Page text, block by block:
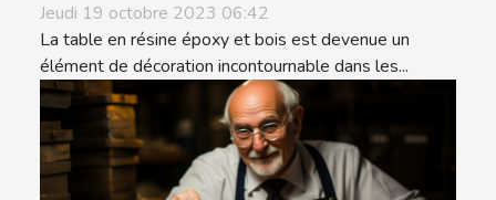
Jeudi 19 octobre 2023 06:42
La table en résine époxy et bois est devenue un
élément de décoration incontournable dans les...